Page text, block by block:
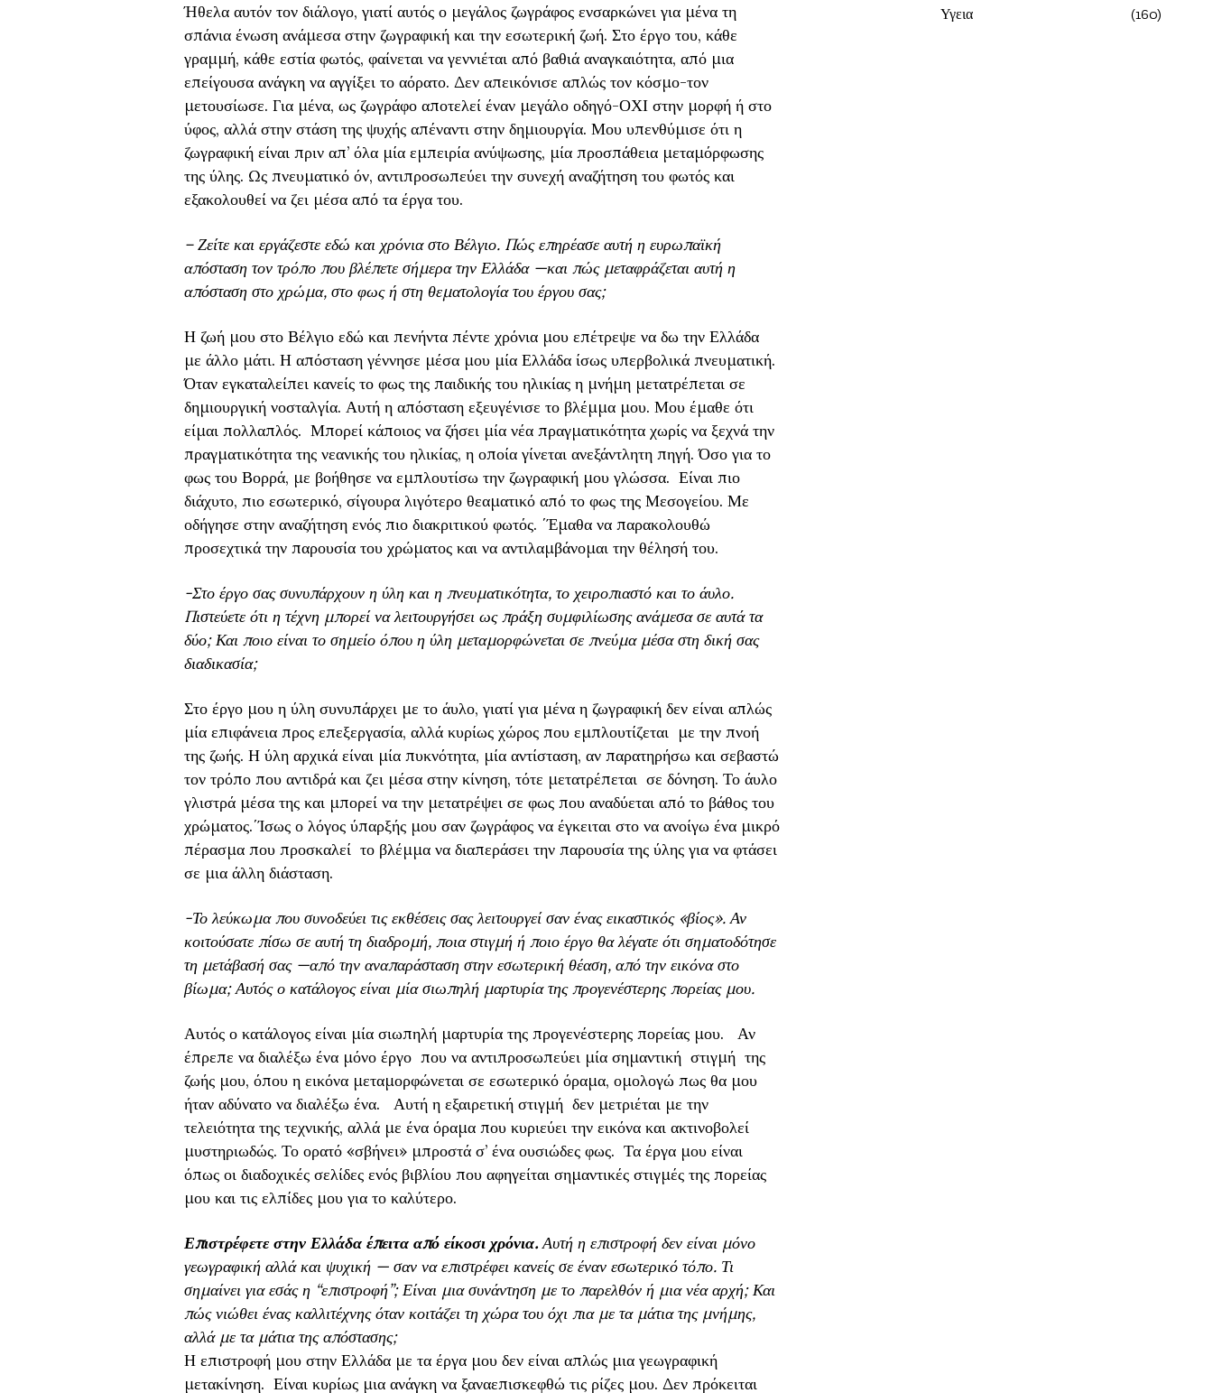
Ήθελα αυτόν τον διάλογο, γιατί αυτός ο μεγάλος ζωγράφος ενσαρκώνει για μένα τη
σπάνια ένωση ανάμεσα στην ζωγραφική και την εσωτερική ζωή. Στο έργο του, κάθε
γραμμή, κάθε εστία φωτός, φαίνεται να γεννιέται από βαθιά αναγκαιότητα, από μια
επείγουσα ανάγκη να αγγίξει το αόρατο. Δεν απεικόνισε απλώς τον κόσμο-τον
μετουσίωσε. Για μένα, ως ζωγράφο αποτελεί έναν μεγάλο οδηγό-ΟΧΙ στην μορφή ή στο
ύφος, αλλά στην στάση της ψυχής απέναντι στην δημιουργία. Μου υπενθύμισε ότι η
ζωγραφική είναι πριν απ’ όλα μία εμπειρία ανύψωσης, μία προσπάθεια μεταμόρφωσης
της ύλης. Ως πνευματικό όν, αντιπροσωπεύει την συνεχή αναζήτηση του φωτός και
εξακολουθεί να ζει μέσα από τα έργα του.
– Ζείτε και εργάζεστε εδώ και χρόνια στο Βέλγιο. Πώς επηρέασε αυτή η ευρωπαϊκή
απόσταση τον τρόπο που βλέπετε σήμερα την Ελλάδα —και πώς μεταφράζεται αυτή η
απόσταση στο χρώμα, στο φως ή στη θεματολογία του έργου σας;
Η ζωή μου στο Βέλγιο εδώ και πενήντα πέντε χρόνια μου επέτρεψε να δω την Ελλάδα
με άλλο μάτι. Η απόσταση γέννησε μέσα μου μία Ελλάδα ίσως υπερβολικά πνευματική.
Όταν εγκαταλείπει κανείς το φως της παιδικής του ηλικίας η μνήμη μετατρέπεται σε
δημιουργική νοσταλγία. Αυτή η απόσταση εξευγένισε το βλέμμα μου. Μου έμαθε ότι
είμαι πολλαπλός. Μπορεί κάποιος να ζήσει μία νέα πραγματικότητα χωρίς να ξεχνά την
πραγματικότητα της νεανικής του ηλικίας, η οποία γίνεται ανεξάντλητη πηγή. Όσο για το
φως του Βορρά, με βοήθησε να εμπλουτίσω την ζωγραφική μου γλώσσα. Είναι πιο
διάχυτο, πιο εσωτερικό, σίγουρα λιγότερο θεαματικό από το φως της Μεσογείου. Με
οδήγησε στην αναζήτηση ενός πιο διακριτικού φωτός. ΄Έμαθα να παρακολουθώ
προσεχτικά την παρουσία του χρώματος και να αντιλαμβάνομαι την θέλησή του.
-Στο έργο σας συνυπάρχουν η ύλη και η πνευματικότητα, το χειροπιαστό και το άυλο.
Πιστεύετε ότι η τέχνη μπορεί να λειτουργήσει ως πράξη συμφιλίωσης ανάμεσα σε αυτά τα
δύο; Και ποιο είναι το σημείο όπου η ύλη μεταμορφώνεται σε πνεύμα μέσα στη δική σας
διαδικασία;
Στο έργο μου η ύλη συνυπάρχει με το άυλο, γιατί για μένα η ζωγραφική δεν είναι απλώς
μία επιφάνεια προς επεξεργασία, αλλά κυρίως χώρος που εμπλουτίζεται με την πνοή
της ζωής. Η ύλη αρχικά είναι μία πυκνότητα, μία αντίσταση, αν παρατηρήσω και σεβαστώ
τον τρόπο που αντιδρά και ζει μέσα στην κίνηση, τότε μετατρέπεται σε δόνηση. Το άυλο
γλιστρά μέσα της και μπορεί να την μετατρέψει σε φως που αναδύεται από το βάθος του
χρώματος.΄Ίσως ο λόγος ύπαρξής μου σαν ζωγράφος να έγκειται στο να ανοίγω ένα μικρό
πέρασμα που προσκαλεί το βλέμμα να διαπεράσει την παρουσία της ύλης για να φτάσει
σε μια άλλη διάσταση.
-Το λεύκωμα που συνοδεύει τις εκθέσεις σας λειτουργεί σαν ένας εικαστικός «βίος». Αν
κοιτούσατε πίσω σε αυτή τη διαδρομή, ποια στιγμή ή ποιο έργο θα λέγατε ότι σηματοδότησε
τη μετάβασή σας —από την αναπαράσταση στην εσωτερική θέαση, από την εικόνα στο
βίωμα; Αυτός ο κατάλογος είναι μία σιωπηλή μαρτυρία της προγενέστερης πορείας μου.
Αυτός ο κατάλογος είναι μία σιωπηλή μαρτυρία της προγενέστερης πορείας μου. Αν
έπρεπε να διαλέξω ένα μόνο έργο που να αντιπροσωπεύει μία σημαντική στιγμή της
ζωής μου, όπου η εικόνα μεταμορφώνεται σε εσωτερικό όραμα, ομολογώ πως θα μου
ήταν αδύνατο να διαλέξω ένα. Αυτή η εξαιρετική στιγμή δεν μετριέται με την
τελειότητα της τεχνικής, αλλά με ένα όραμα που κυριεύει την εικόνα και ακτινοβολεί
μυστηριωδώς. Το ορατό «σβήνει» μπροστά σ’ ένα ουσιώδες φως. Τα έργα μου είναι
όπως οι διαδοχικές σελίδες ενός βιβλίου που αφηγείται σημαντικές στιγμές της πορείας
μου και τις ελπίδες μου για το καλύτερο.
Επιστρέφετε στην Ελλάδα έπειτα από είκοσι χρόνια.Αυτή η επιστροφή δεν είναι μόνο
γεωγραφική αλλά και ψυχική — σαν να επιστρέφει κανείς σε έναν εσωτερικό τόπο. Τι
σημαίνει για εσάς η “επιστροφή”; Είναι μια συνάντηση με το παρελθόν ή μια νέα αρχή; Και
πώς νιώθει ένας καλλιτέχνης όταν κοιτάζει τη χώρα του όχι πια με τα μάτια της μνήμης,
αλλά με τα μάτια της απόστασης;
Η επιστροφή μου στην Ελλάδα με τα έργα μου δεν είναι απλώς μια γεωγραφική
μετακίνηση. Είναι κυρίως μια ανάγκη να ξαναεπισκεφθώ τις ρίζες μου. Δεν πρόκειται
Υγεια
160